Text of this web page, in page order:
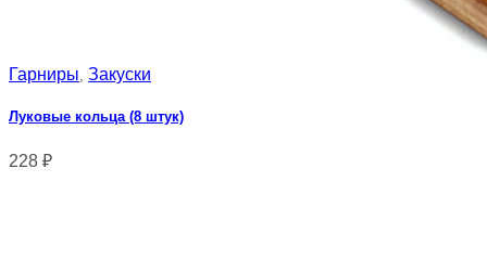
Гарниры Закуски
Луковые кольца (8 штук)
228 ₽